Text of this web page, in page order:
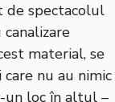
de spectacolul
material, se
nu au nimic
un loc în altul –